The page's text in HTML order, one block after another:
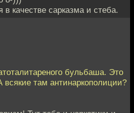
качестве сарказма и стеба.
бульбаша. Это
там антинаркополиции?